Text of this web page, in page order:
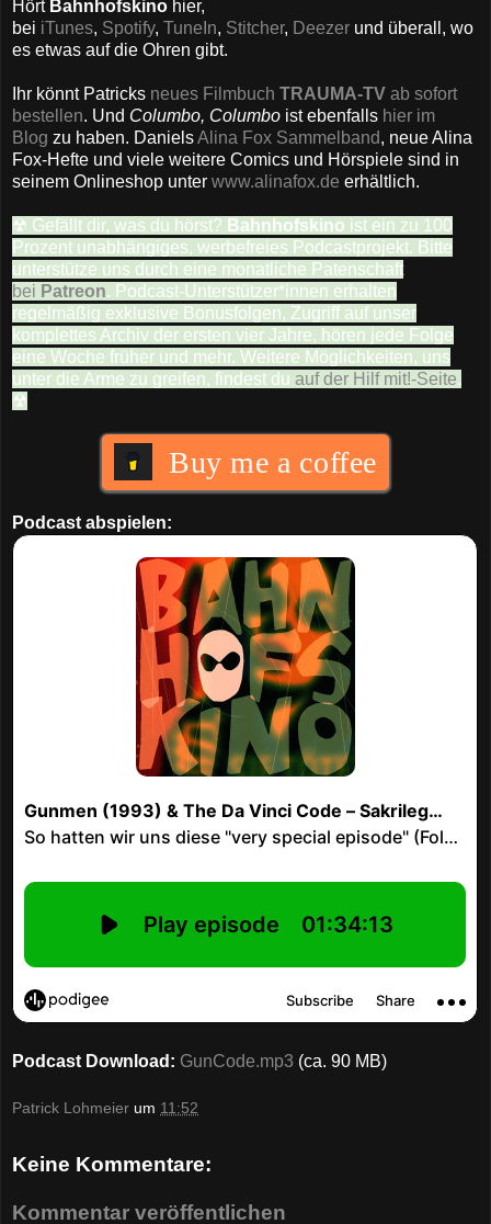
Hört Bahnhofskino hier,
bei iTunes, Spotify, TuneIn, Stitcher, Deezer und überall, wo
es etwas auf die Ohren gibt.
Ihr könnt Patricks neues Filmbuch TRAUMA-TV ab sofort
bestellen. Und Columbo, Columbo ist ebenfalls hier im
Blog zu haben. DanielsAlina Fox Sammelband, neue Alina
Fox-Hefte und viele weitere Comics und Hörspiele sind in
seinem Onlineshop unter www.alinafox.de erhältlich.
☢ Gefällt dir, was du hörst? Bahnhofskino ist ein zu 100
Prozent unabhängiges, werbefreies Podcastprojekt. Bitte
unterstütze uns durch eine monatliche Patenschaft
bei Patreon. Podcast-Unterstützer*innen erhalten
regelmäßig exklusive Bonusfolgen, Zugriff auf unser
komplettes Archiv der ersten vier Jahre, hören jede Folge
eine Woche früher und mehr. Weitere Möglichkeiten, uns
unter die Arme zu greifen, findest du auf der Hilf mit!-Seite.
☢
Buy me a coffee
Podcast abspielen:
Podcast Download: GunCode.mp3 (ca. 90 MB)
Patrick Lohmeier um 11:52
Keine Kommentare:
Kommentar veröffentlichen